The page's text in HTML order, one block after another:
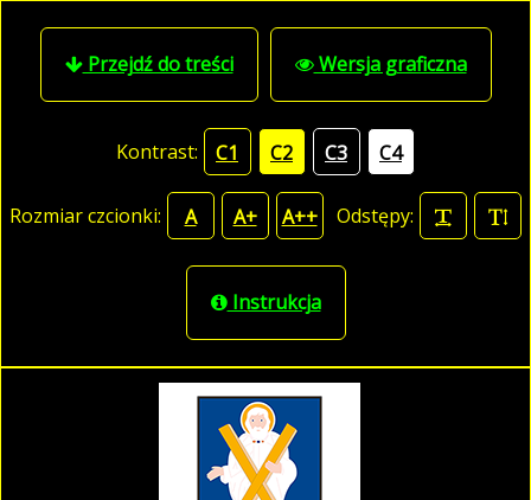
Przejdź do treści Wersja graficzna
Kontrast: C1 C2 C3 C4
Rozmiar czcionki: A A+ A++ Odstępy:
Instrukcja